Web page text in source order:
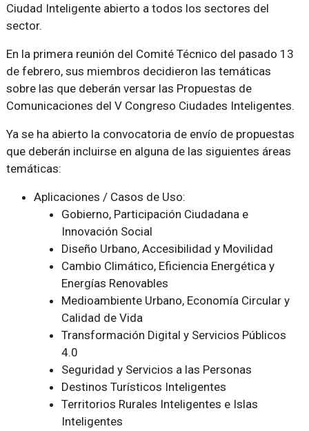
Ciudad Inteligente abierto a todos los sectores del
sector.
En la primera reunión del Comité Técnico del pasado 13
de febrero, sus miembros decidieron las temáticas
sobre las que deberán versar las Propuestas de
Comunicaciones del V Congreso Ciudades Inteligentes.
Ya se ha abierto la convocatoria de envío de propuestas
que deberán incluirse en alguna de las siguientes áreas
temáticas:
Aplicaciones / Casos de Uso:
Gobierno, Participación Ciudadana e
Innovación Social
Diseño Urbano, Accesibilidad y Movilidad
Cambio Climático, Eficiencia Energética y
Energías Renovables
Medioambiente Urbano, Economía Circular y
Calidad de Vida
Transformación Digital y Servicios Públicos
4.0
Seguridad y Servicios a las Personas
Destinos Turísticos Inteligentes
Territorios Rurales Inteligentes e Islas
Inteligentes